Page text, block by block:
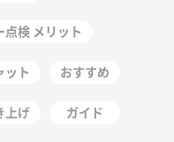
点検 メリット
ット おすすめ
上げ ガイド